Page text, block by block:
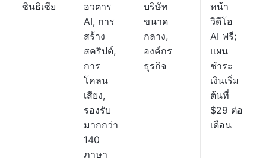
ซินธิเซีย
อวตาร
AI, การ
สร้าง
สคริปต์,
การ
โคลน
เสียง,
รองรับ
มากกว่า
140
ภาษา
บริษัท
ขนาด
กลาง,
องค์กร
ธุรกิจ
หน้า
วิดีโอ
AI ฟรี;
แผน
ชำระ
เงินเริ่ม
ต้นที่
$29 ต่อ
เดือน